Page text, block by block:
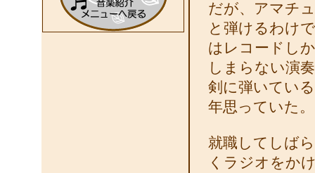
だが、アマチ
と弾けるわけ
はレコードし
しまらない演
剣に弾いてい
年思っていた。
就職してしば
くラジオをか